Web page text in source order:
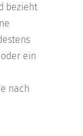
bezieht
ein
nach